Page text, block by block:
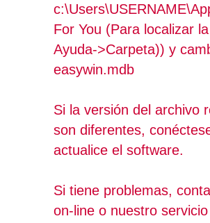
For You (Para localizar
Ayuda->Carpeta)) y
easywin.mdb
Si la versión del archivo
son diferentes,
actualice el software.
Si tiene problemas,
on-line o nuestro